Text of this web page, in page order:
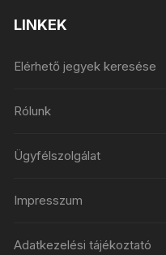
LINKEK
Elérhető jegyek keresése
Rólunk
Ügyfélszolgálat
Impresszum
Adatkezelési tájékoztató